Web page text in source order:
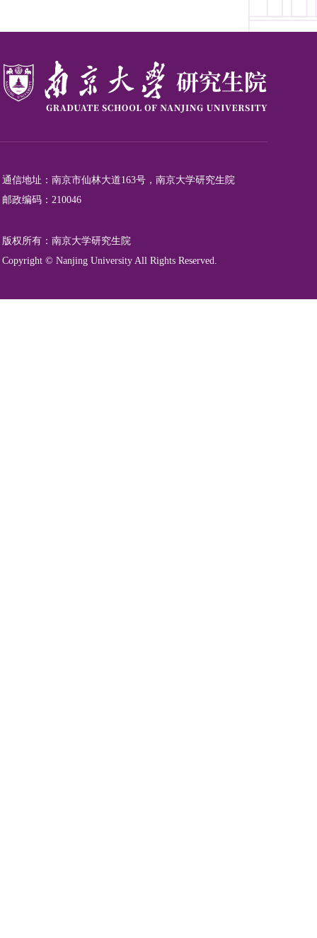
通信地址：南京市仙林大道163号，南京大学研究生院
邮政编码：210046
版权所有：南京大学研究生院
Copyright © Nanjing University All Rights Reserved.